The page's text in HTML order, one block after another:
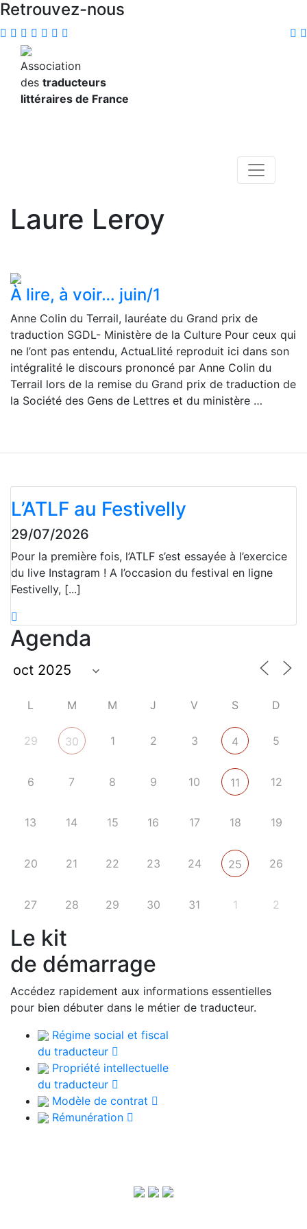
Retrouvez-nous
Association
des traducteurs
littéraires de France
Laure Leroy
À lire, à voir… juin/1
Anne Colin du Terrail, lauréate du Grand prix de
traduction SGDL- Ministère de la Culture Pour ceux qui
ne l’ont pas entendu, ActuaLlité reproduit ici dans son
intégralité le discours prononcé par Anne Colin du
Terrail lors de la remise du Grand prix de traduction de
la Société des Gens de Lettres et du ministère …
L’ATLF au Festivelly
29/07/2026
Pour la première fois, l’ATLF s’est essayée à l’exercice
du live Instagram ! A l’occasion du festival en ligne
Festivelly, [...]
Agenda
L M M J V S D
29 30 1 2 3 4 5
6 7 8 9 10 11 12
13 14 15 16 17 18 19
20 21 22 23 24 25 26
27 28 29 30 31 1 2
Le kit
de démarrage
Accédez rapidement aux informations essentielles
pour bien débuter dans le métier de traducteur.
Régime social et fiscal
du traducteur
Propriété intellectuelle
du traducteur
Modèle de contrat
Rémunération